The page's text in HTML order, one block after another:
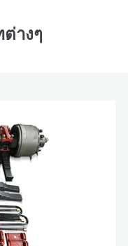
ต่างๆ